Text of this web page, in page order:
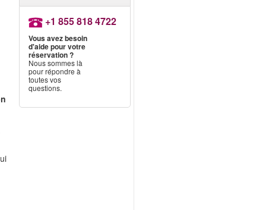
+1 855 818 4722
Vous avez besoin
d'aide pour votre
réservation ?
Nous sommes là
pour répondre à
toutes vos
questions.